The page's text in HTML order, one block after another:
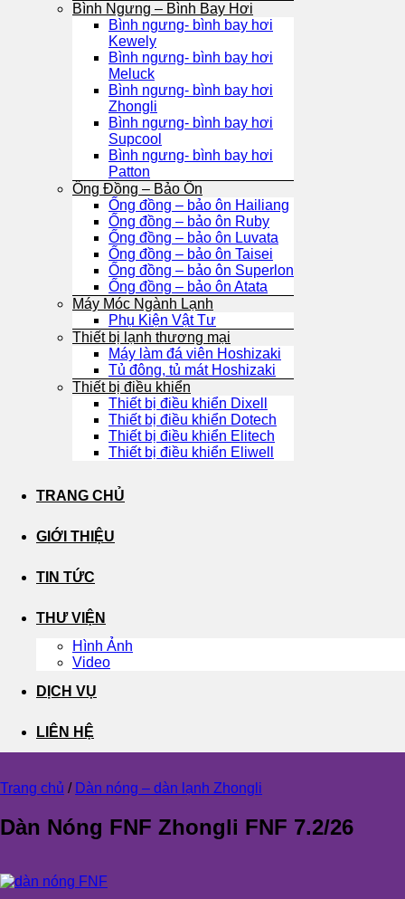
Bình Ngưng – Bình Bay Hơi
Bình ngưng- bình bay hơi
Kewely
Bình ngưng- bình bay hơi
Meluck
Bình ngưng- bình bay hơi
Zhongli
Bình ngưng- bình bay hơi
Supcool
Bình ngưng- bình bay hơi
Patton
Ống Đồng – Bảo Ôn
Ống đồng – bảo ôn Hailiang
Ống đồng – bảo ôn Ruby
Ống đồng – bảo ôn Luvata
Ống đồng – bảo ôn Taisei
Ống đồng – bảo ôn Superlon
Ống đồng – bảo ôn Atata
Máy Móc Ngành Lạnh
Phụ Kiện Vật Tư
Thiết bị lạnh thương mại
Máy làm đá viên Hoshizaki
Tủ đông, tủ mát Hoshizaki
Thiết bị điều khiển
Thiết bị điều khiển Dixell
Thiết bị điều khiển Dotech
Thiết bị điều khiển Elitech
Thiết bị điều khiển Eliwell
TRANG CHỦ
GIỚI THIỆU
TIN TỨC
THƯ VIỆN
Hình Ảnh
Video
DỊCH VỤ
LIÊN HỆ
Trang chủ / Dàn nóng – dàn lạnh Zhongli
Dàn Nóng FNF Zhongli FNF 7.2/26